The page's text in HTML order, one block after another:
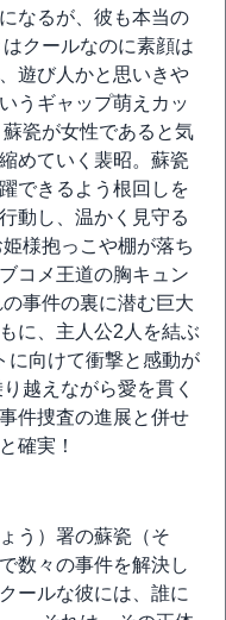
なるが、彼も本当の
クールなのに素顔は
遊び人かと思いきや
うギャップ萌えカッ
瓷が女性であると気
めていく裴昭。蘇瓷
できるよう根回しを
動し、温かく見守る
様抱っこや棚が落ち
コメ王道の胸キュン
事件の裏に潜む巨大
に、主人公2人を結ぶ
に向けて衝撃と感動が
越えながら愛を貫く
件捜査の進展と併せ
確実！
う）署の蘇瓷（そ
数々の事件を解決し
ールな彼には、誰に